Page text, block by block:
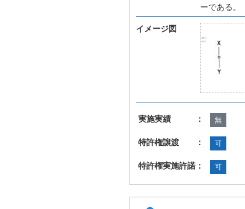
ーである。
イメージ図
実施実績 ： 無
特許権譲渡 ： 可
特許権実施許諾： 可